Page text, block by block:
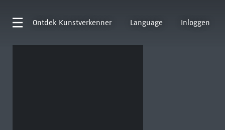
Ontdek Kunstverkenner Language Inloggen